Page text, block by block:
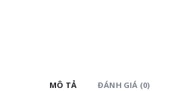
MÔ TẢ ĐÁNH GIÁ (0)